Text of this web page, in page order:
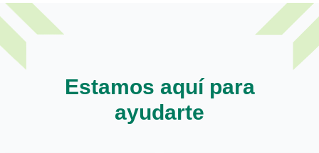
Estamos aquí para
ayudarte